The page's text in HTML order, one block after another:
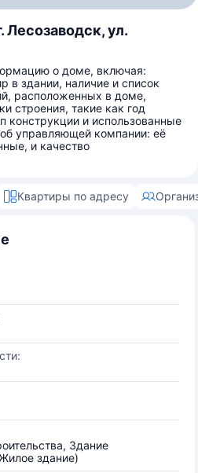
Лесозаводск, ул.
о доме, включая:
в здании, наличие и список
расположенных в доме,
строения, такие как год
конструкции и использованные
управляющей компании: её
и качество
Квартиры по адресу
Здание
здание)